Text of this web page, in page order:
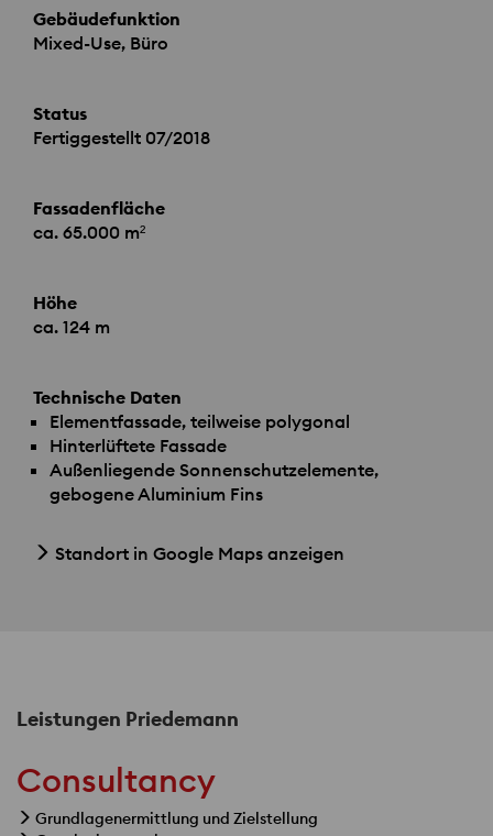
Gebäudefunktion
Mixed-Use, Büro
Status
Fertiggestellt 07/2018
Fassadenfläche
ca. 65.000 m²
Höhe
ca. 124 m
Technische Daten
Elementfassade, teilweise polygonal
Hinterlüftete Fassade
Außenliegende Sonnenschutzelemente,
gebogene Aluminium Fins
Standort in Google Maps anzeigen
Leistungen Priedemann
Consultancy
Grundlagenermittlung und Zielstellung